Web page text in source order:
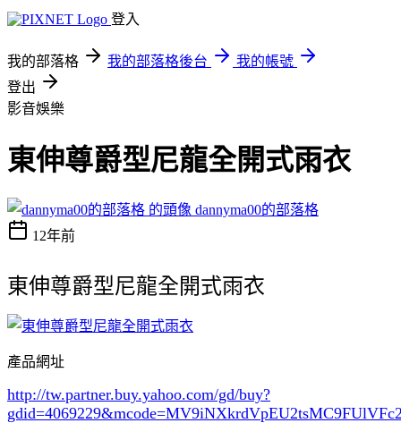
登入
我的部落格 我的部落格後台
我的帳號
登出
影音娛樂
東伸尊爵型尼龍全開式雨衣
dannyma00的部落格
12年前
東伸尊爵型尼龍全開式雨衣
產品網址
http://tw.partner.buy.yahoo.com/gd/buy?
gdid=4069229